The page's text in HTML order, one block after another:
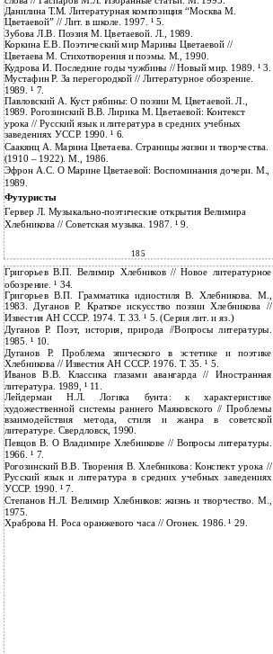
Данилина Т.М. Литературная композиция “Москва М.
Цветаевой” // Лит. в школе. 1997. ¹ 5.
Зубова Л.В. Поэзия М. Цветаевой. Л., 1989.
Коркина Е.В. Поэтический мир Марины Цветаевой //
Цветаева М. Стихотворения и поэмы. М., 1990.
Кудрова И. Последние годы чужбины // Новый мир. 1989. ¹ 3.
Мустафин Р. За перегородкой // Литературное обозрение.
1989. ¹ 7.
Павловский А. Куст рябины: О поэзии М. Цветаевой. Л.,
1989. Рогозинский В.В. Лирика М. Цветаевой: Контекст
урока // Русский язык и литература в средних учебных
заведениях УССР. 1990. ¹ 6.
Саакянц А. Марина Цветаева. Страницы жизни и творчества.
(1910 – 1922). М., 1986.
Эфрон А.С. О Марине Цветаевой: Воспоминания дочери. М.,
1989.
Футуристы
Гервер Л. Музыкально-поэтические открытия Велимира
Хлебникова // Советская музыка. 1987. ¹ 9.
185
Григорьев В.П. Велимир Хлебников // Новое литературное
обозрение. ¹ 34.
Григорьев В.П. Грамматика идиостиля В. Хлебникова. М.,
1983. Дуганов Р. Краткое искусство поэзии Хлебникова //
Известия АН СССР. 1974. Т. 33. ¹ 5. (Серия лит. и яз.)
Дуганов Р. Поэт, история, природа //Вопросы литературы.
1985. ¹ 10.
Дуганов Р. Проблема эпического в эстетике и поэтике
Хлебникова // Известия АН СССР. 1976. Т. 35. ¹ 5.
Иванов В.В. Классика глазами авангарда // Иностранная
литература. 1989, ¹ 11.
Лейдерман Н.Л. Логика бунта: к характеристике
художественной системы раннего Маяковского // Проблемы
взаимодействия метода, стиля и жанра в советской
литературе. Свердловск, 1990.
Певцов В. О Владимире Хлебникове // Вопросы литературы.
1966. ¹ 7.
Рогозинский В.В. Творения В. Хлебникова: Конспект урока //
Русский язык и литература в средних учебных заведениях
УССР. 1990. ¹ 7.
Степанов Н.Л. Велимир Хлебников: жизнь и творчество. М.,
1975.
Храброва Н. Роса оранжевого часа // Огонек. 1986. ¹ 29.